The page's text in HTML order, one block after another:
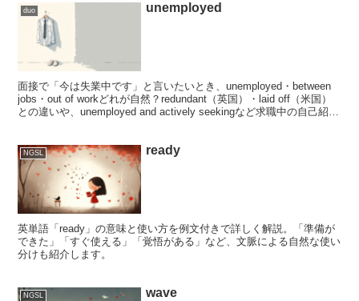
duo unemployed
面接で「今は失業中です」と言いたいとき、unemployed・between
jobs・out of workどれが自然？redundant（英国）・laid off（米国）
との違いや、unemployed and actively seekingなど求職中の自己紹介
NGSL ready
英単語「ready」の意味と使い方を例文付きで詳しく解説。「準備が
できた」「すぐ使える」「覚悟がある」など、文脈による自然な使い
分けも紹介します。
NGSL wave